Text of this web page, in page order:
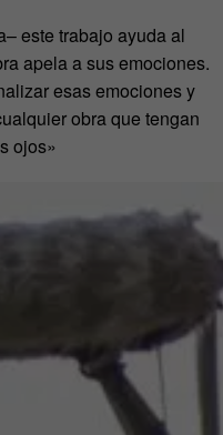
este trabajo ayuda al
apela a sus emociones.
esas emociones y
obra que tengan
ojos»